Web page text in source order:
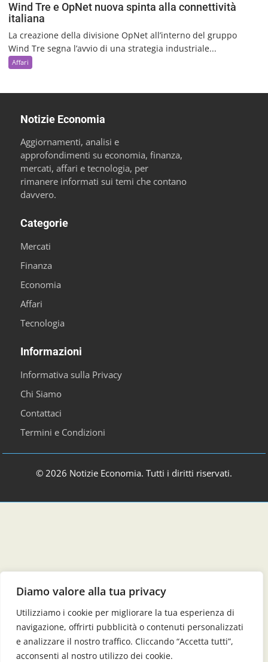
Diamo valore alla tua privacy
Utilizziamo i cookie per migliorare la tua esperienza di
navigazione, offrirti pubblicità o contenuti personalizzati
e analizzare il nostro traffico. Cliccando “Accetta tutti”,
acconsenti al nostro utilizzo dei cookie.
Wind Tre e OpNet nuova spinta alla connettività
italiana
La creazione della divisione OpNet all’interno del gruppo
Wind Tre segna l’avvio di una strategia industriale...
Affari
Notizie Economia
Aggiornamenti, analisi e
approfondimenti su economia, finanza,
mercati, affari e tecnologia, per
rimanere informati sui temi che contano
davvero.
Categorie
Mercati
Finanza
Economia
Affari
Tecnologia
Informazioni
Informativa sulla Privacy
Chi Siamo
Contattaci
Termini e Condizioni
© 2026 Notizie Economia. Tutti i diritti riservati.